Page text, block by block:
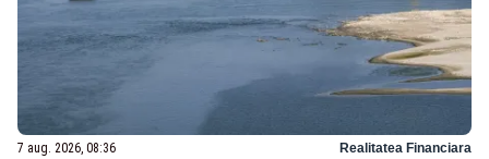
7 aug. 2026, 08:36 Realitatea Financiara